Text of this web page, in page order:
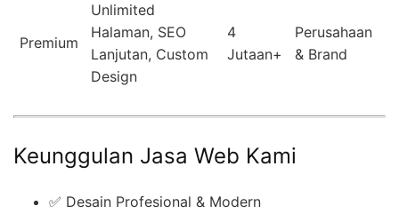
Premium
Unlimited
Halaman, SEO
Lanjutan, Custom
Design
4
Jutaan+
Perusahaan
& Brand
Keunggulan Jasa Web Kami
✅ Desain Profesional & Modern